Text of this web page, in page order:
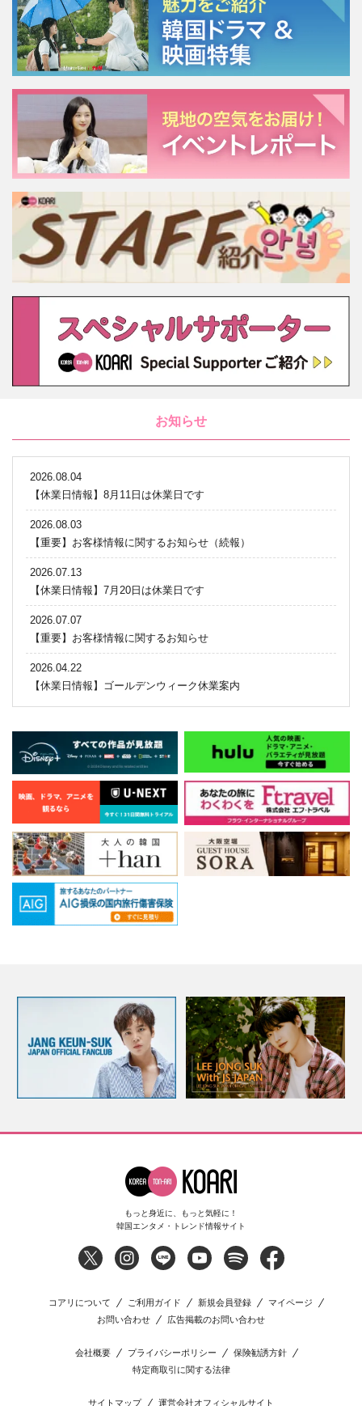
お知らせ
2026.08.04
【休業日情報】8月11日は休業日です
2026.08.03
【重要】お客様情報に関するお知らせ（続報）
2026.07.13
【休業日情報】7月20日は休業日です
2026.07.07
【重要】お客様情報に関するお知らせ
2026.04.22
【休業日情報】ゴールデンウィーク休業案内
もっと身近に、もっと気軽に！
韓国エンタメ・トレンド情報サイト
コアリについて ご利用ガイド 新規会員登録
マイページ
お問い合わせ
広告掲載のお問い合わせ
会社概要 プライバシーポリシー
保険勧誘方針
特定商取引に関する法律
サイトマップ 運営会社オフィシャルサイト